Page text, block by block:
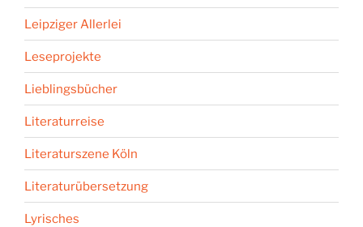
Leipziger Allerlei
Leseprojekte
Lieblingsbücher
Literaturreise
Literaturszene Köln
Literaturübersetzung
Lyrisches